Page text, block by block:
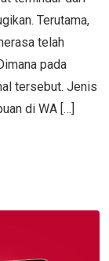
Terutama,
telah
pada
tersebut. Jenis
di WA […]